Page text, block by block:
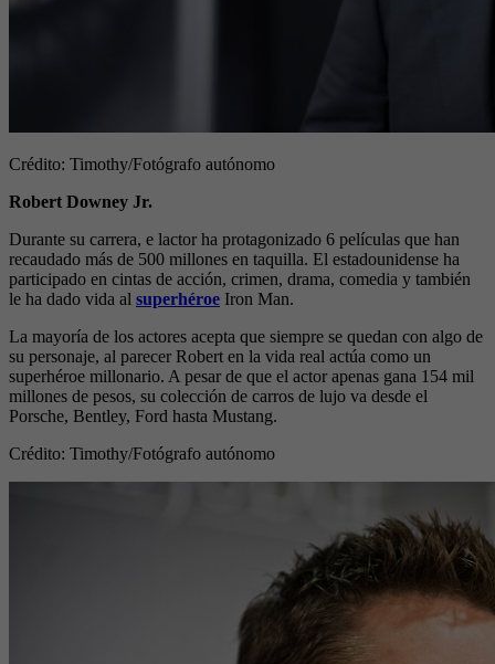
Crédito: Timothy/Fotógrafo autónomo
Robert Downey Jr.
Durante su carrera, e lactor ha protagonizado 6 películas que han
recaudado más de 500 millones en taquilla. El estadounidense ha
participado en cintas de acción, crimen, drama, comedia y también
le ha dado vida al superhéroe Iron Man.
La mayoría de los actores acepta que siempre se quedan con algo de
su personaje, al parecer Robert en la vida real actúa como un
superhéroe millonario. A pesar de que el actor apenas gana 154 mil
millones de pesos, su colección de carros de lujo va desde el
Porsche, Bentley, Ford hasta Mustang.
Crédito: Timothy/Fotógrafo autónomo